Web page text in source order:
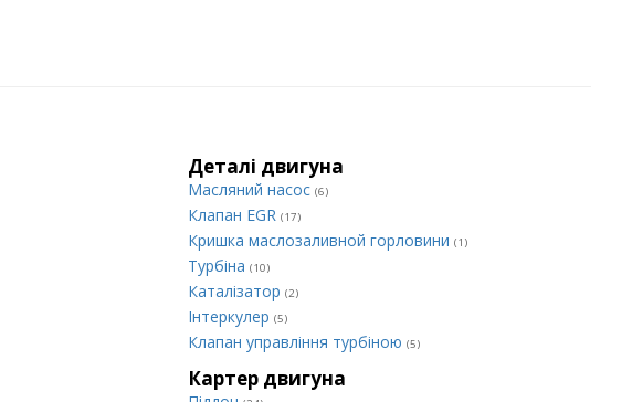
Деталі двигуна
Масляний насос (6)
Клапан EGR (17)
Кришка маслозаливной горловини (1)
Турбіна (10)
Каталізатор (2)
Інтеркулер (5)
Клапан управління турбіною (5)
Картер двигуна